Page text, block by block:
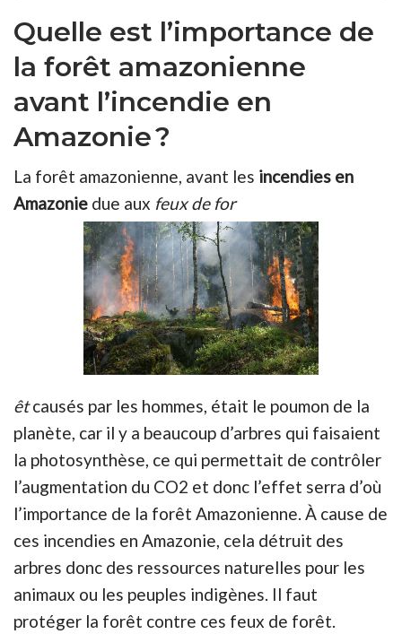
Quelle est l’importance de
la forêt amazonienne
avant l’incendie en
Amazonie ?
La forêt amazonienne, avant les incendies en
Amazonie due aux feux de for
êtcausés par les hommes, était le poumon de la
planète, car il y a beaucoup d’arbres qui faisaient
la photosynthèse, ce qui permettait de contrôler
l’augmentation du CO2 et donc l’effet serra d’où
l’importance de la forêt Amazonienne. À cause de
ces incendies en Amazonie, cela détruit des
arbres donc des ressources naturelles pour les
animaux ou les peuples indigènes. Il faut
protéger la forêt contre ces feux de forêt.